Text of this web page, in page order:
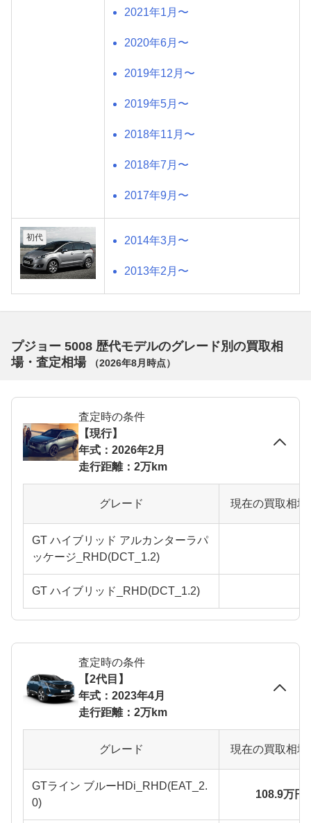
2021年1月〜
2020年6月〜
2019年12月〜
2019年5月〜
2018年11月〜
2018年7月〜
2017年9月〜
初代 2014年3月〜
2013年2月〜
プジョー 5008 歴代モデルのグレード別の買取相
場・査定相場
（2026年8月 時点）
査定時の条件
【現行】
年式：2026年2月
走行距離：2万km
グレード 現在の買取相
GT ハイブリッド アルカンターラパ
ッケージ_RHD(DCT_1.2)
GT ハイブリッド_RHD(DCT_1.2)
査定時の条件
【2代目】
年式：2023年4月
走行距離：2万km
グレード 現在の買取相
GTライン ブルーHDi_RHD(EAT_2.
0)
108.9万円